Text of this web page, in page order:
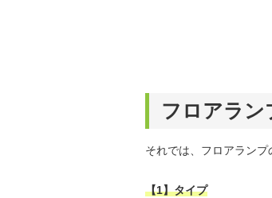
フロアラン
それでは、フロアランプ
【1】タイプ